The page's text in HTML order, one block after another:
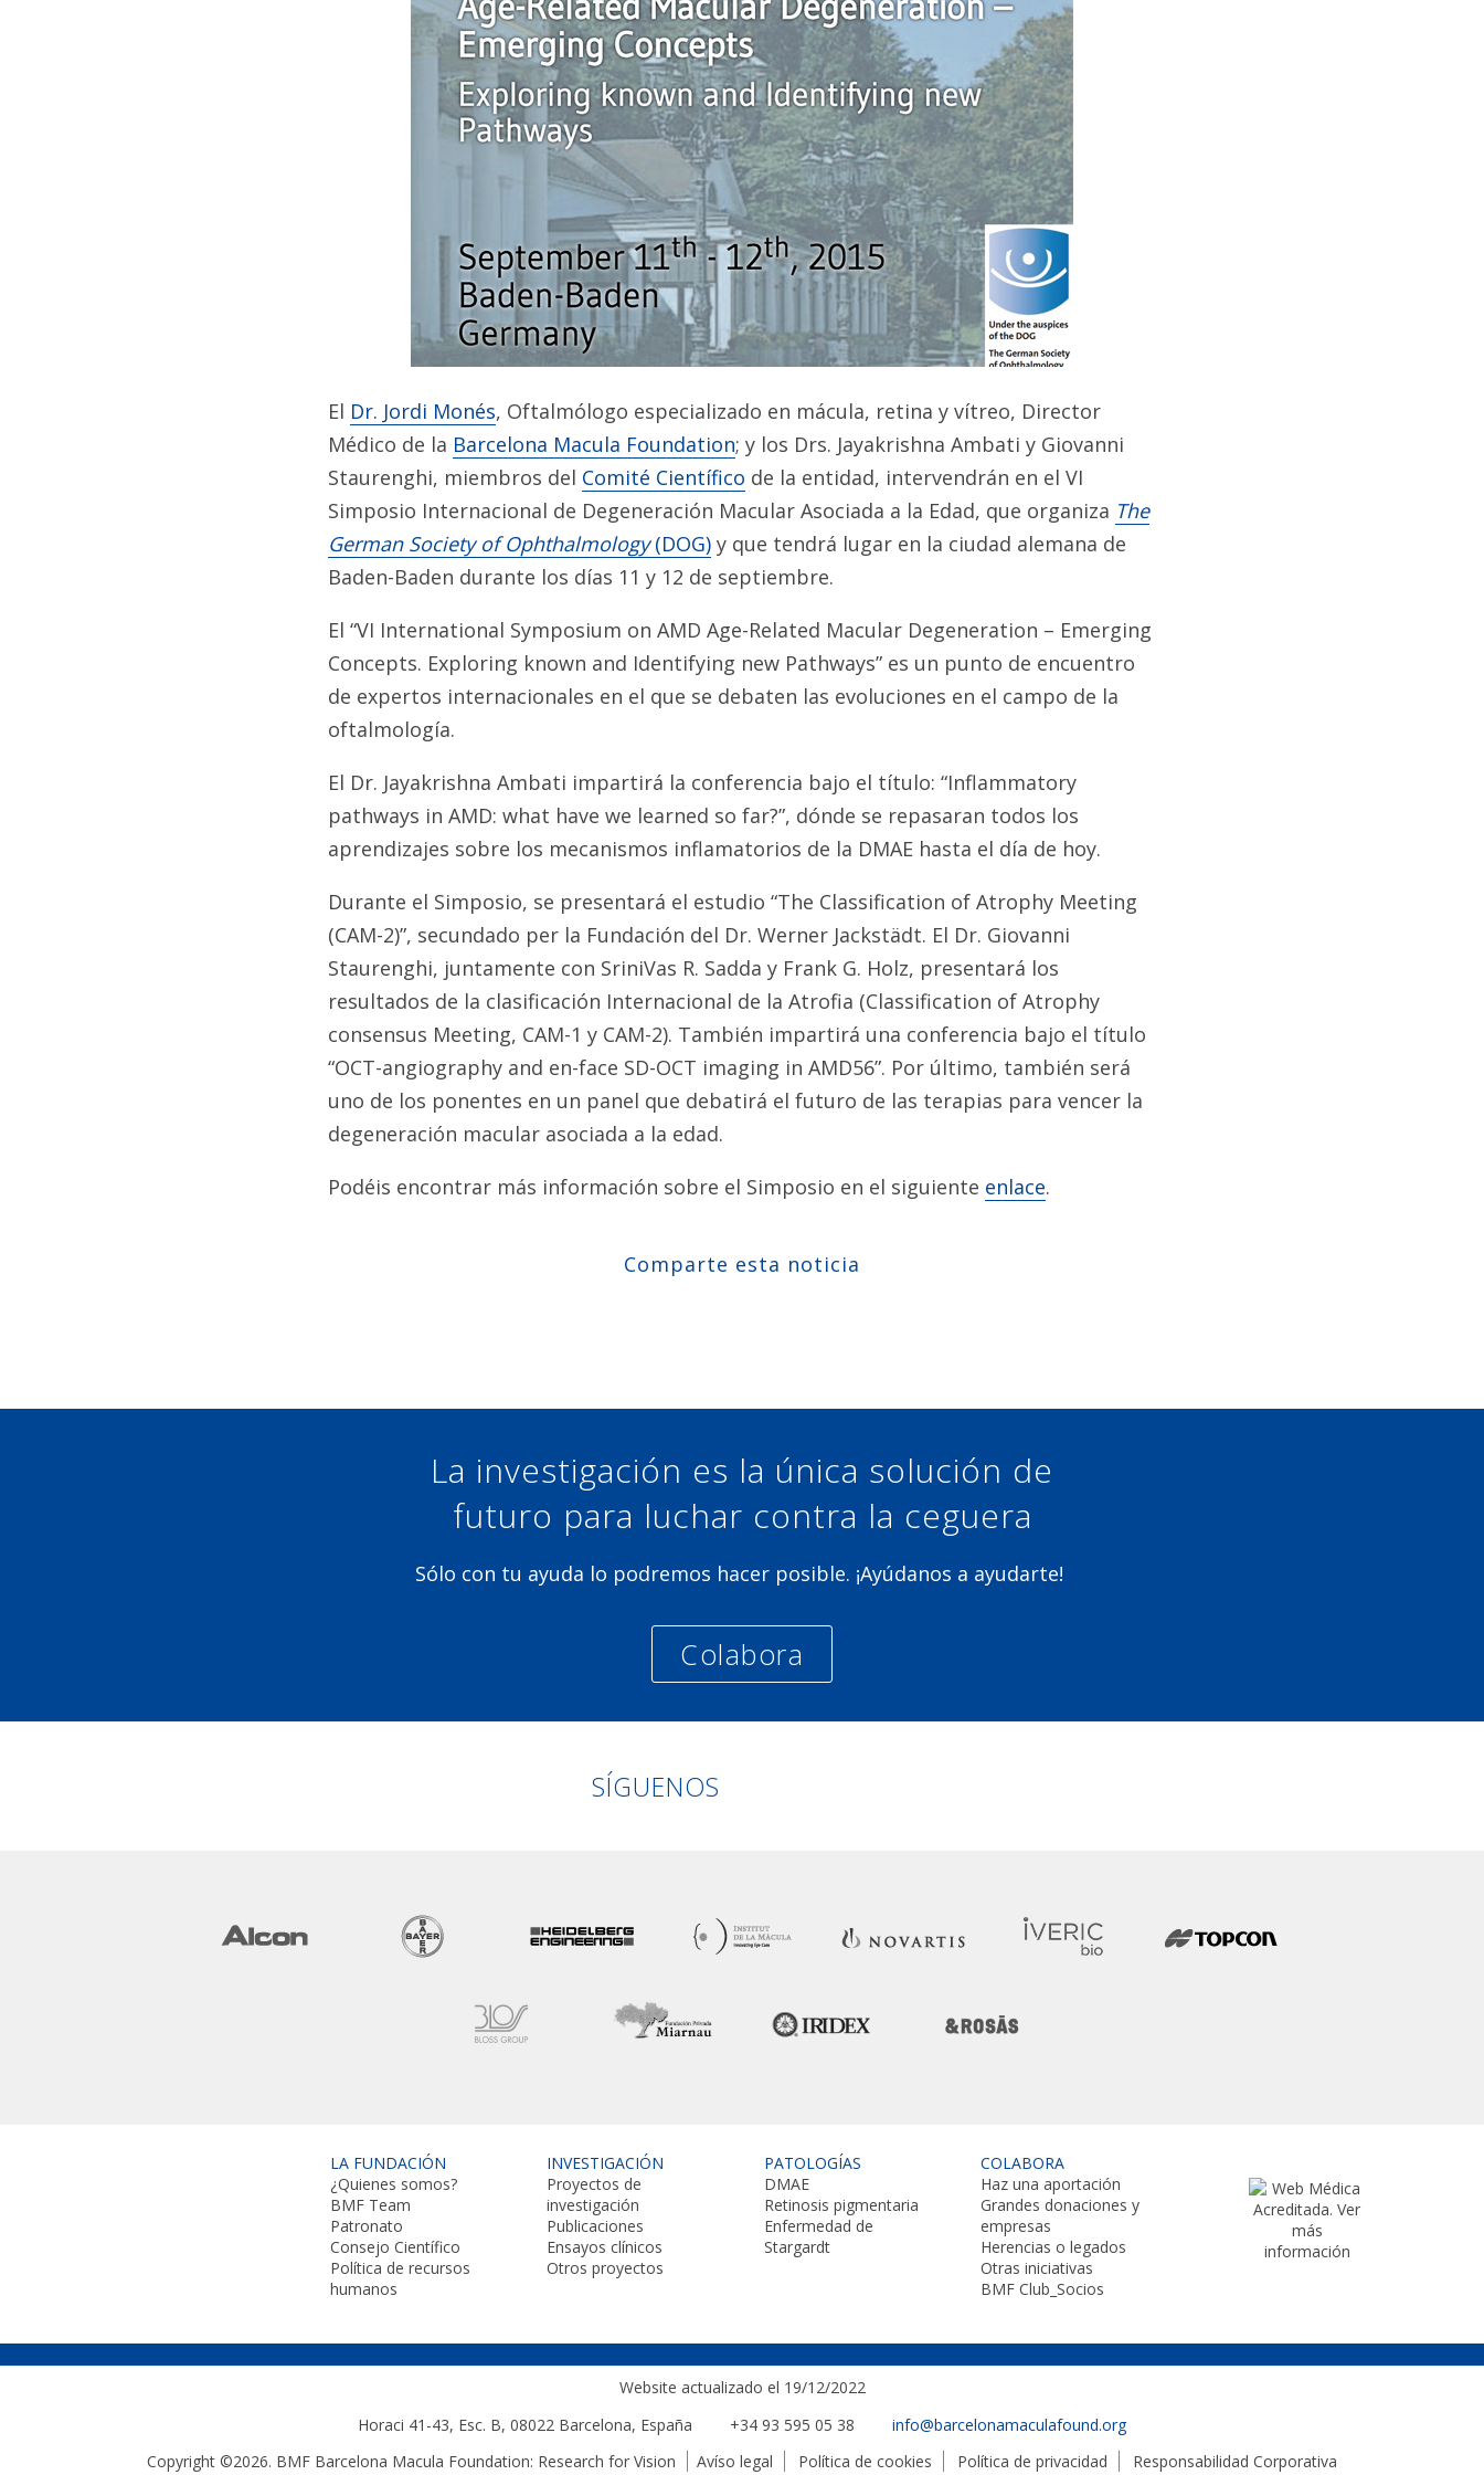
El Dr. Jordi Monés, Oftalmólogo especializado en mácula, retina y vítreo, Director
Médico de la Barcelona Macula Foundation; y los Drs. Jayakrishna Ambati y Giovanni
Staurenghi, miembros del Comité Científico de la entidad, intervendrán en el VI
Simposio Internacional de Degeneración Macular Asociada a la Edad, que organiza The
German Society of Ophthalmology(DOG) y que tendrá lugar en la ciudad alemana de
Baden-Baden durante los días 11 y 12 de septiembre.
El “VI International Symposium on AMD Age-Related Macular Degeneration – Emerging
Concepts. Exploring known and Identifying new Pathways” es un punto de encuentro
de expertos internacionales en el que se debaten las evoluciones en el campo de la
oftalmología.
El Dr. Jayakrishna Ambati impartirá la conferencia bajo el título: “Inflammatory
pathways in AMD: what have we learned so far?”, dónde se repasaran todos los
aprendizajes sobre los mecanismos inflamatorios de la DMAE hasta el día de hoy.
Durante el Simposio, se presentará el estudio “The Classification of Atrophy Meeting
(CAM-2)”, secundado per la Fundación del Dr. Werner Jackstädt. El Dr. Giovanni
Staurenghi, juntamente con SriniVas R. Sadda y Frank G. Holz, presentará los
resultados de la clasificación Internacional de la Atrofia (Classification of Atrophy
consensus Meeting, CAM-1 y CAM-2). También impartirá una conferencia bajo el título
“OCT-angiography and en-face SD-OCT imaging in AMD56”. Por último, también será
uno de los ponentes en un panel que debatirá el futuro de las terapias para vencer la
degeneración macular asociada a la edad.
Podéis encontrar más información sobre el Simposio en el siguiente enlace.
Comparte esta noticia
La investigación es la única solución de
futuro para luchar contra la ceguera
Sólo con tu ayuda lo podremos hacer posible. ¡Ayúdanos a ayudarte!
Colabora
SÍGUENOS
LA FUNDACIÓN
¿Quienes somos?
BMF Team
Patronato
Consejo Científico
Política de recursos
humanos
INVESTIGACIÓN
Proyectos de
investigación
Publicaciones
Ensayos clínicos
Otros proyectos
PATOLOGÍAS
DMAE
Retinosis pigmentaria
Enfermedad de
Stargardt
COLABORA
Haz una aportación
Grandes donaciones y
empresas
Herencias o legados
Otras iniciativas
BMF Club_Socios
Website actualizado el 19/12/2022
Horaci 41-43, Esc. B, 08022 Barcelona, España +34 93 595 05 38
info@barcelonamaculafound.org
Copyright ©2026. BMF Barcelona Macula Foundation: Research for Vision
Avíso legal Política de cookies Política de privacidad Responsabilidad Corporativa